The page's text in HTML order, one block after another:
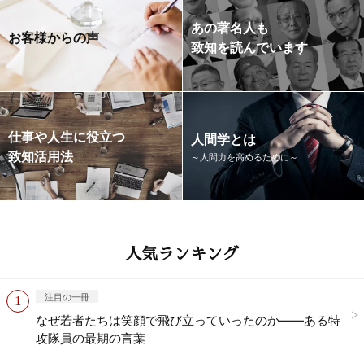
お客様からの声
あの著名人も
致知を読んでいます
仕事や人生に役立つ
致知活用法
人間学とは
～人間力を高めるために～
人気ランキング
注目の一冊
なぜ若者たちは笑顔で飛び立っていったのか——ある特
攻隊員の最期の言葉